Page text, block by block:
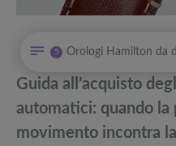
Orologi TAG Heuer: Carrera,
Orologi Seiko Kinetic: La guida
Attrezzi sportivi a metà prezzo
Offerte robot aspirapolvere da
5
Guida all’acquisto
automatici: quando la
movimento incontra